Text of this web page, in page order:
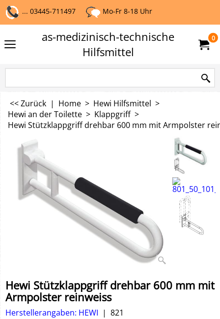
... 03445-711497 Mo-Fr 8-18 Uhr
as-medizinisch-technische
Hilfsmittel
0
<< Zurück | Home > Hewi Hilfsmittel >
Hewi an der Toilette > Klappgriff>
Hewi Stützklappgriff drehbar 600 mm mit Armpolster
Hewi Stützklappgriff drehbar 600 mm mit
Armpolster reinweiss
Herstellerangaben: HEWI 821